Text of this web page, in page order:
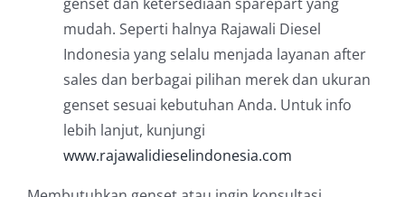
mudah. Seperti halnya Rajawali Diesel
Indonesia yang selalu menjada layanan after
sales dan berbagai pilihan merek dan ukuran
genset sesuai kebutuhan Anda. Untuk info
lebih lanjut, kunjungi
www.rajawalidieselindonesia.com